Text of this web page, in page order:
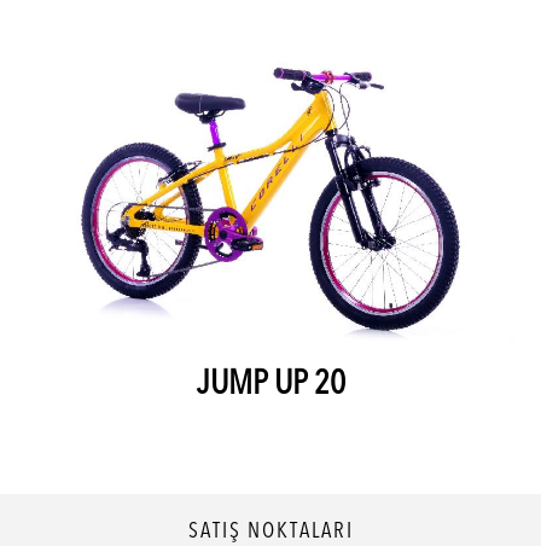
JUMP UP 20
SATIŞ NOKTALARI